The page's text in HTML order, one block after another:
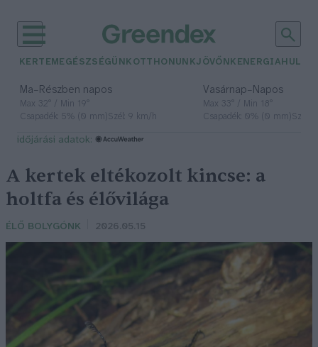
KERTEM EGÉSZSÉGÜNK OTTHONUNKJÖVŐNK ENERGIA
Ma– Részben napos
Max 32° / Min 19°
Csapadék: 5% (0 mm)Szél: 9 km/h
Vasárnap– Napos
Max 33° / Min 18°
Csapadék: 0% (0 mm)Szél:
időjárási adatok:
A kertek eltékozolt kincse: a
holtfa és élővilága
ÉLŐ BOLYGÓNK 2026.05.15